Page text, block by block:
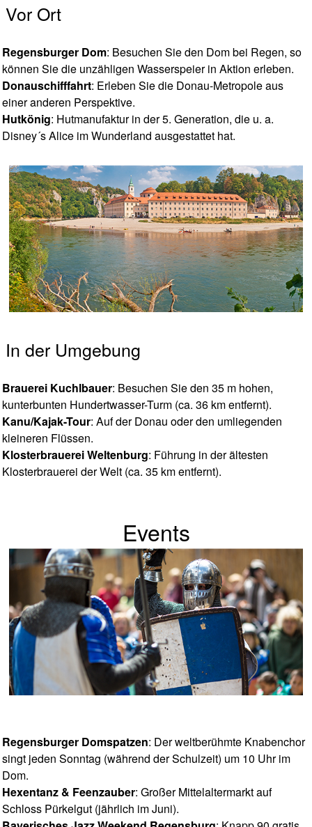
Vor Ort
Regensburger Dom: Besuchen Sie den Dom bei Regen, so
können Sie die unzähligen Wasserspeier in Aktion erleben.
Donauschifffahrt: Erleben Sie die Donau-Metropole aus
einer anderen Perspektive.
Hutkönig: Hutmanufaktur in der 5. Generation, die u. a.
Disney´s Alice im Wunderland ausgestattet hat.
In der Umgebung
Brauerei Kuchlbauer: Besuchen Sie den 35 m hohen,
kunterbunten Hundertwasser-Turm (ca. 36 km entfernt).
Kanu/Kajak-Tour: Auf der Donau oder den umliegenden
kleineren Flüssen.
Klosterbrauerei Weltenburg: Führung in der ältesten
Klosterbrauerei der Welt (ca. 35 km entfernt).
Events
Regensburger Domspatzen: Der weltberühmte Knabenchor
singt jeden Sonntag (während der Schulzeit) um 10 Uhr im
Dom.
Hexentanz & Feenzauber: Großer Mittelaltermarkt auf
Schloss Pürkelgut (jährlich im Juni).